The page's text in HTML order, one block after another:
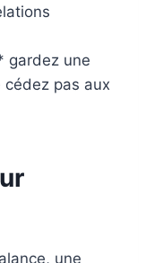
gardez une
cédez pas aux
une